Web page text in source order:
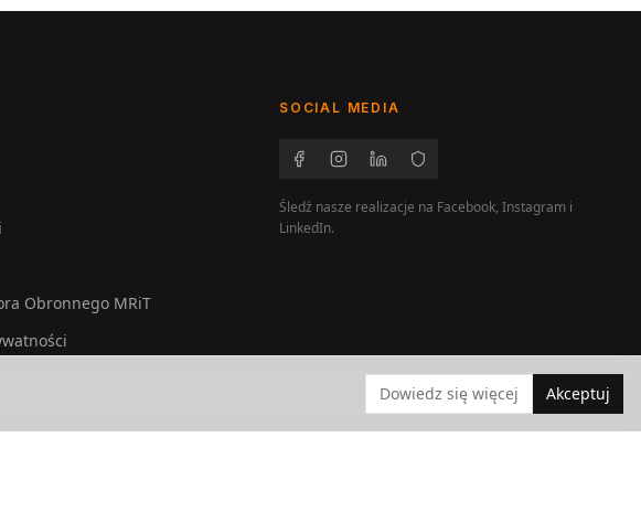
Obronnego MRiT
SOCIAL MEDIA
Śledź nasze realizacje na Facebook, Instagram i
LinkedIn.
Dowiedz się więcej Akceptuj